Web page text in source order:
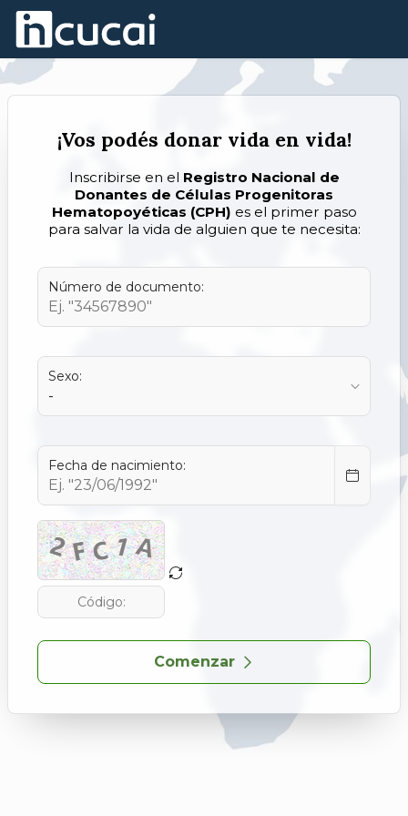
Skip to Main Content
¡Vos podés donar vida en vida!
Inscribirse en el Registro Nacional de
Donantes de Células Progenitoras
Hematopoyéticas (CPH) es el primer paso
para salvar la vida de alguien que te necesita:
Número de documento:
Sexo:
Fecha de nacimiento:
Comenzar